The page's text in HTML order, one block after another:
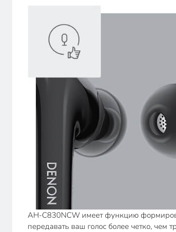
AH-C830NCW имеет функцию
передавать ваш голос более четко,